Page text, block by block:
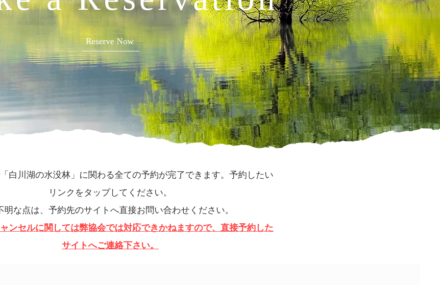
Reserve Now
白川湖の水没林」に関わる全ての予約が完了できます。予約したい
リンクをタップしてください。
明な点は、予約先のサイトへ直接お問い合わせください。
ンセルに関しては弊協会では対応できかねますので、直接予約した
サイトへご連絡下さい。